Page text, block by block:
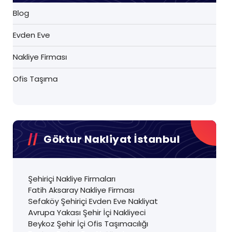
Blog
Evden Eve
Nakliye Firması
Ofis Taşıma
Göktur Nakliyat İstanbul
Şehiriçi Nakliye Firmaları
Fatih Aksaray Nakliye Firması
Sefaköy Şehiriçi Evden Eve Nakliyat
Avrupa Yakası Şehir İçi Nakliyeci
Beykoz Şehir İçi Ofis Taşımacılığı